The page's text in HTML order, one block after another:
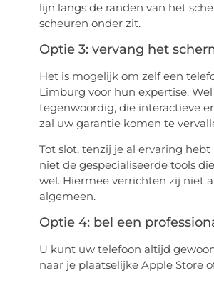
lijn langs de randen van het
scheuren onder zit.
Optie 3: vervang het
Het is mogelijk om zelf een
Limburg voor hun expertise.
tegenwoordig, die interactieve
zal uw garantie komen te
Tot slot, tenzij je al ervaring
niet de gespecialiseerde tools
wel. Hiermee verrichten zij niet
algemeen.
Optie 4: bel een
U kunt uw telefoon altijd
naar je plaatselijke Apple Store